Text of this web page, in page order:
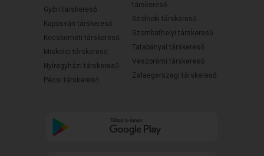
Győri társkereső
Kaposvári társkereső
Kecskeméti társkereső
Miskolci társkereső
Nyíregyházi társkereső
Pécsi társkereső
társkereső
Szolnoki társkereső
Szombathelyi társkereső
Tatabányai társkereső
Veszprémi társkereső
Zalaegerszegi társkereső